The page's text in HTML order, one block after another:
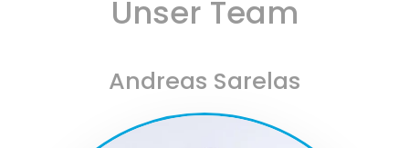
Unser Team
Andreas Sarelas